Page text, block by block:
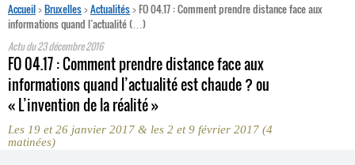
journaldelalpha.be
Ressources pédagogiques
Accueil>Bruxelles>Actualités>FO 04.17 : Comment prendre distance face aux
informations quand l’actualité (…)
Actu du23 décembre 2016
FO 04.17 : Comment prendre distance face aux
informations quand l’actualité est chaude ? ou
« L’invention de la réalité »
Les 19 et 26 janvier 2017 & les 2 et 9 février 2017 (4
matinées)